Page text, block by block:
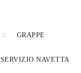
GRAPPE
SERVIZIO NAVETTA